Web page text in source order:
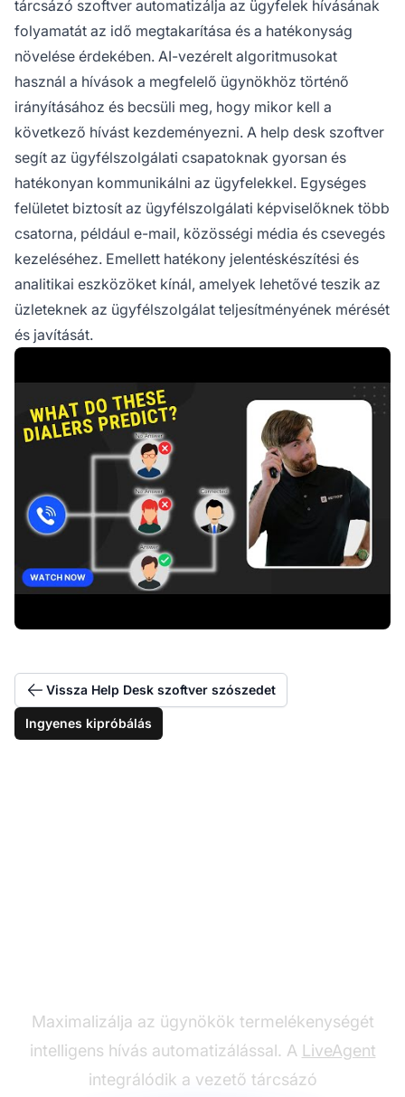
tárcsázó szoftver automatizálja az ügyfelek hívásának
folyamatát az idő megtakarítása és a hatékonyság
növelése érdekében. AI-vezérelt algoritmusokat
használ a hívások a megfelelő ügynökhöz történő
irányításához és becsüli meg, hogy mikor kell a
következő hívást kezdeményezni. A help desk szoftver
segít az ügyfélszolgálati csapatoknak gyorsan és
hatékonyan kommunikálni az ügyfelekkel. Egységes
felületet biztosít az ügyfélszolgálati képviselőknek több
csatorna, például e-mail, közösségi média és csevegés
kezeléséhez. Emellett hatékony jelentéskészítési és
analitikai eszközöket kínál, amelyek lehetővé teszik az
üzleteknek az ügyfélszolgálat teljesítményének mérését
és javítását.
Vissza Help Desk szoftver szószedet
Ingyenes kipróbálás
Maximalizálja az ügynökök termelékenységét
intelligens hívás automatizálással. A LiveAgent
integrálódik a vezető tárcsázó